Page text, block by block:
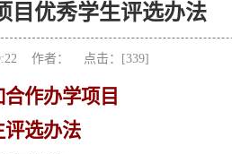
目优秀学生评选办法
作者： 点击：[339]
作办学项目
评选办法